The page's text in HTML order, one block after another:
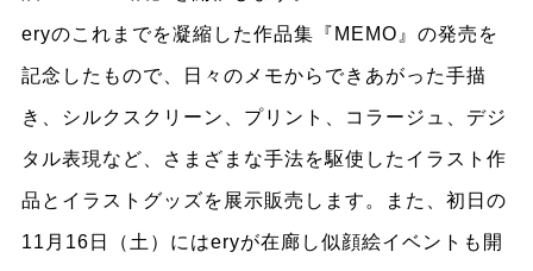
eryのこれまでを凝縮した作品集『MEMO』の発売を
記念したもので、日々のメモからできあがった手描
き、シルクスクリーン、プリント、コラージュ、デジ
タル表現など、さまざまな手法を駆使したイラスト作
品とイラストグッズを展示販売します。また、初日の
11月16日（土）にはeryが在廊し似顔絵イベントも開